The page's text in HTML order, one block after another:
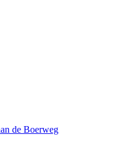
de Boerweg